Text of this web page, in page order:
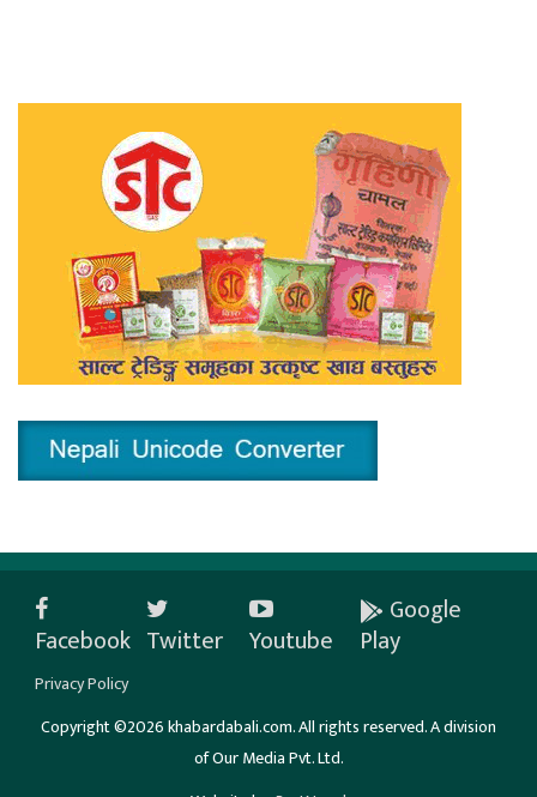
Facebook Twitter Youtube
Google
Play
Privacy Policy
Copyright ©2026 khabardabali.com. All rights reserved. A division
of Our Media Pvt. Ltd.